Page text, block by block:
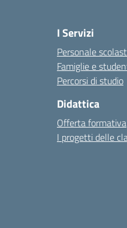
I Servizi
Personale
Famiglie e
Percorsi di studio
Didattica
Offerta formativa
I progetti delle